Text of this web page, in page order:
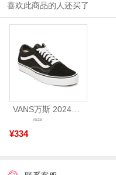
喜欢此商品的人还买了
VANS万斯 2024年新款中性OldSkool帆布鞋/硫化鞋VN000D3HY28（延续款）
¥334
¥539